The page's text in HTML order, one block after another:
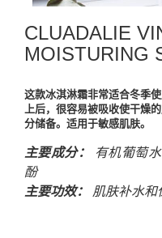
CLUADALIE
MOISTURING
这款冰淇淋霜非常适合冬季
上后，很容易被吸收使干燥
分储备。适用于敏感肌肤。
主要成分：
有机葡萄
酚
主要功效：
肌肤补水和